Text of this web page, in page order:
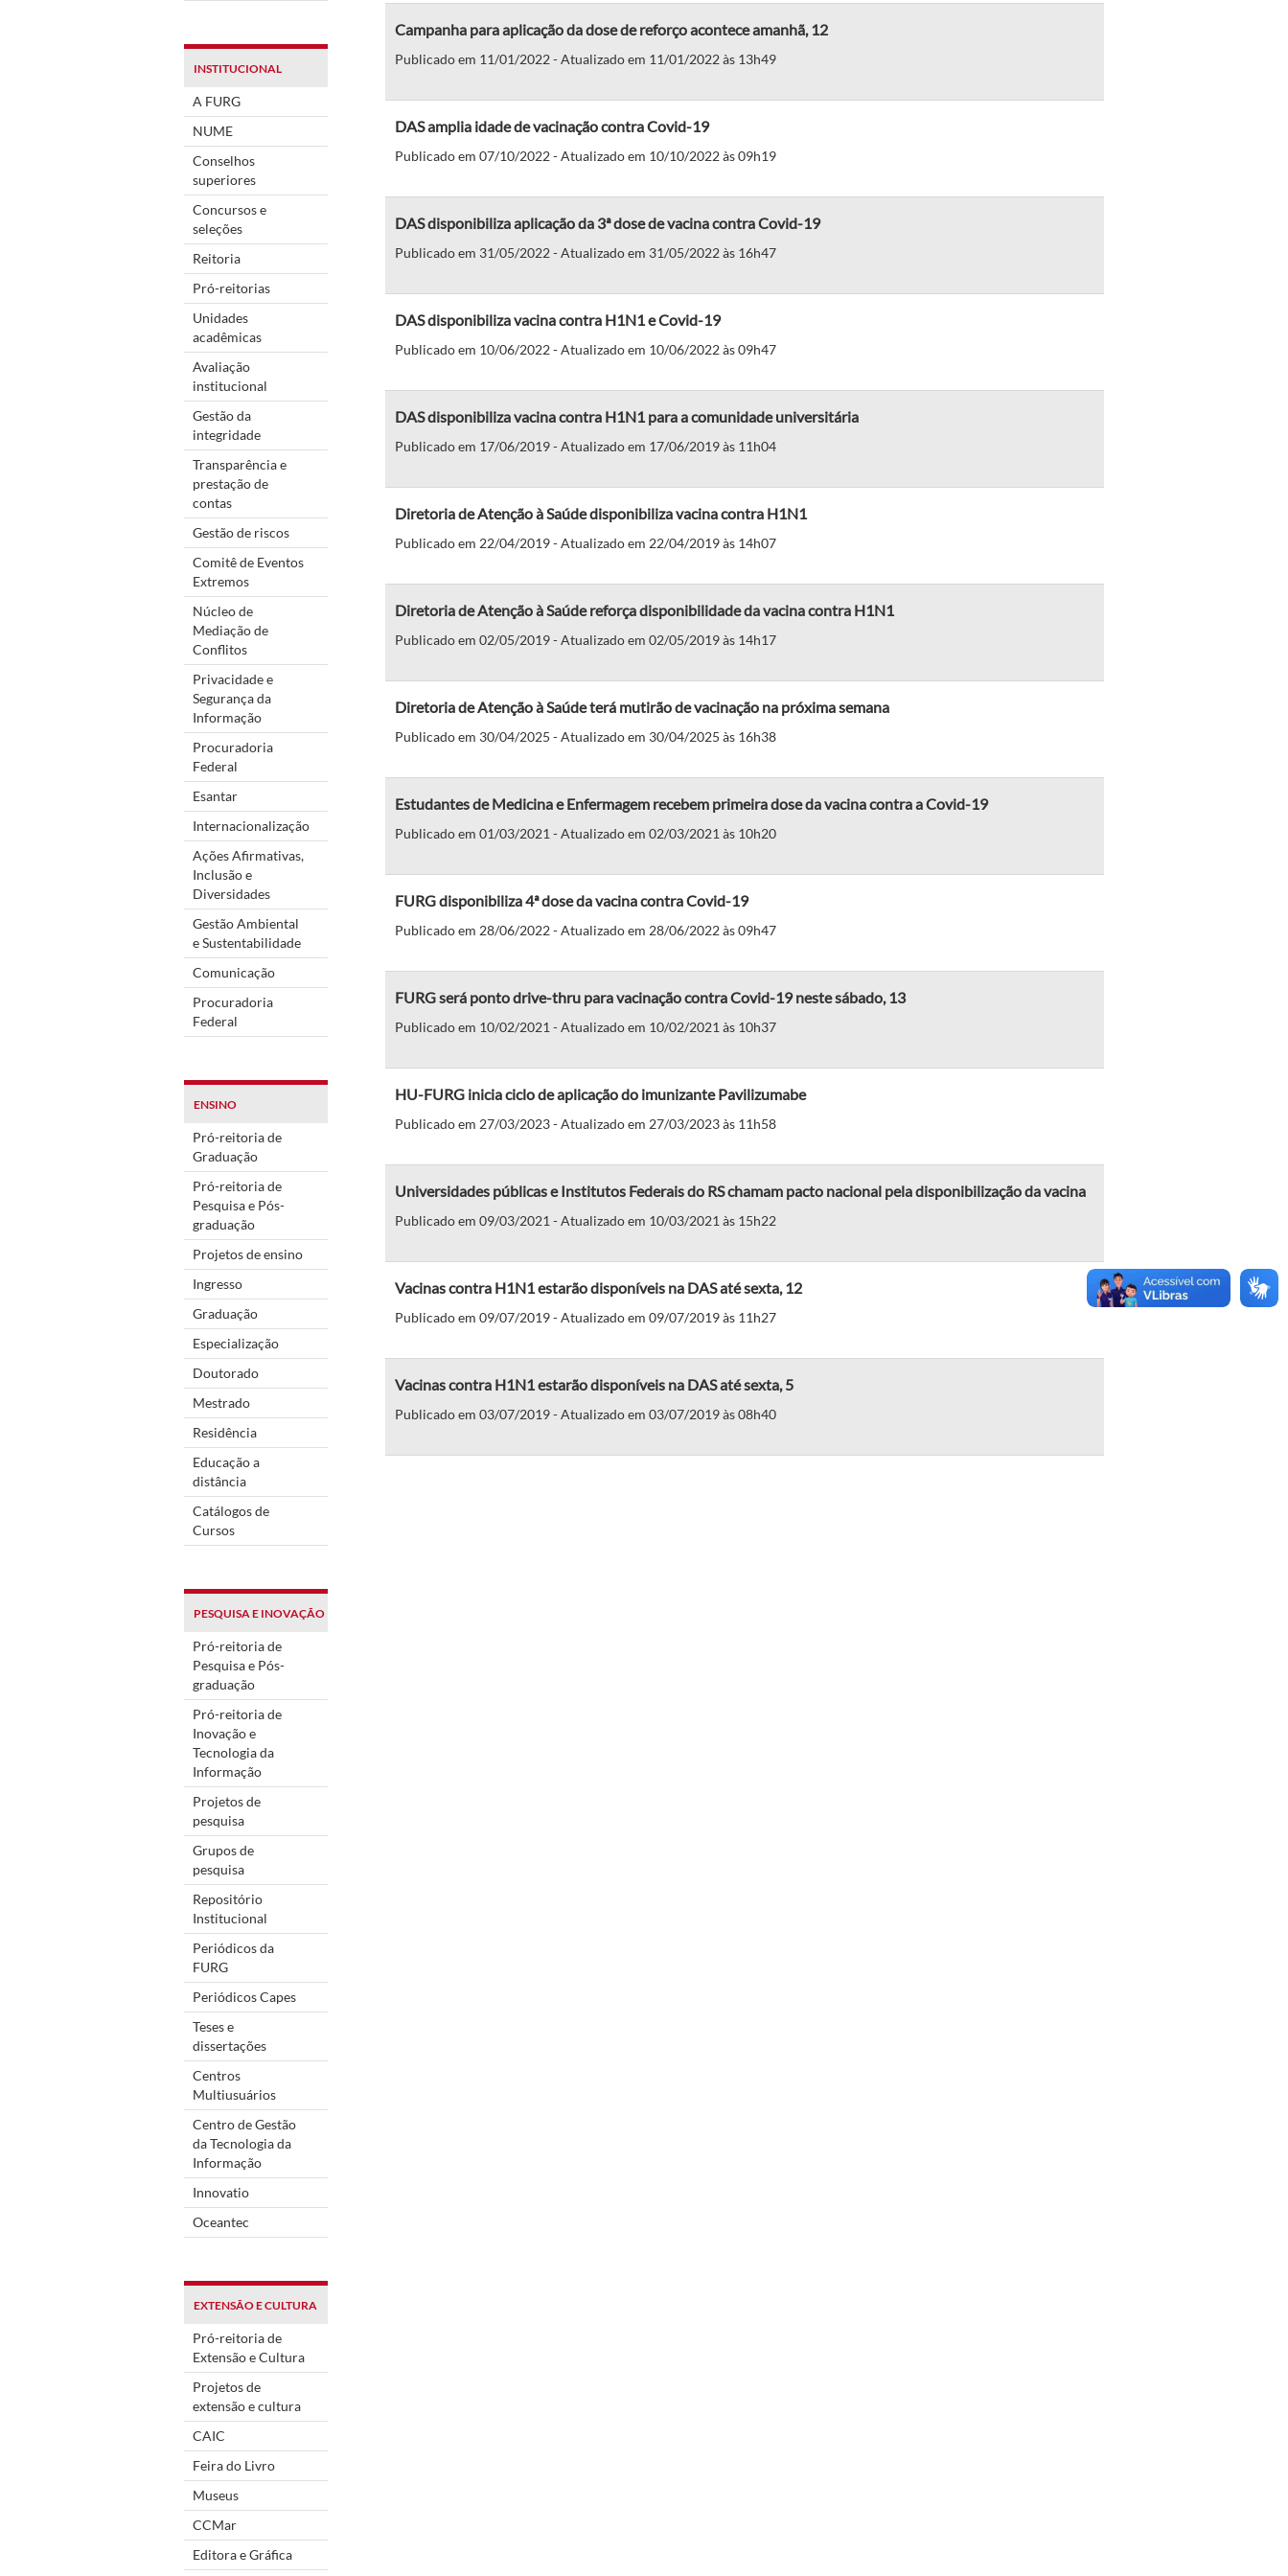
INSTITUCIONAL
A FURG
NUME
Conselhos
superiores
Concursos e
seleções
Reitoria
Pró-reitorias
Unidades
acadêmicas
Avaliação
institucional
Gestão da
integridade
Transparência e
prestação de
contas
Gestão de riscos
Comitê de Eventos
Extremos
Núcleo de
Mediação de
Conflitos
Privacidade e
Segurança da
Informação
Procuradoria
Federal
Esantar
Internacionalização
Ações Afirmativas,
Inclusão e
Diversidades
Gestão Ambiental
e Sustentabilidade
Comunicação
Procuradoria
Federal
ENSINO
Pró-reitoria de
Graduação
Pró-reitoria de
Pesquisa e Pós-
graduação
Projetos de ensino
Ingresso
Graduação
Especialização
Doutorado
Mestrado
Residência
Educação a
distância
Catálogos de
Cursos
PESQUISA E INOVAÇÃO
Pró-reitoria de
Pesquisa e Pós-
graduação
Pró-reitoria de
Inovação e
Tecnologia da
Informação
Projetos de
pesquisa
Grupos de
pesquisa
Repositório
Institucional
Periódicos da
FURG
Periódicos Capes
Teses e
dissertações
Centros
Multiusuários
Centro de Gestão
da Tecnologia da
Informação
Innovatio
Oceantec
EXTENSÃO E CULTURA
Pró-reitoria de
Extensão e Cultura
Projetos de
extensão e cultura
CAIC
Feira do Livro
Museus
CCMar
Editora e Gráfica
Campanha para aplicação da dose de reforço acontece amanhã, 12
Publicado em 11/01/2022 - Atualizado em 11/01/2022 às 13h49
DAS amplia idade de vacinação contra Covid-19
Publicado em 07/10/2022 - Atualizado em 10/10/2022 às 09h19
DAS disponibiliza aplicação da 3ª dose de vacina contra Covid-19
Publicado em 31/05/2022 - Atualizado em 31/05/2022 às 16h47
DAS disponibiliza vacina contra H1N1 e Covid-19
Publicado em 10/06/2022 - Atualizado em 10/06/2022 às 09h47
DAS disponibiliza vacina contra H1N1 para a comunidade universitária
Publicado em 17/06/2019 - Atualizado em 17/06/2019 às 11h04
Diretoria de Atenção à Saúde disponibiliza vacina contra H1N1
Publicado em 22/04/2019 - Atualizado em 22/04/2019 às 14h07
Diretoria de Atenção à Saúde reforça disponibilidade da vacina contra H1N1
Publicado em 02/05/2019 - Atualizado em 02/05/2019 às 14h17
Diretoria de Atenção à Saúde terá mutirão de vacinação na próxima semana
Publicado em 30/04/2025 - Atualizado em 30/04/2025 às 16h38
Estudantes de Medicina e Enfermagem recebem primeira dose da vacina contra a Covid-19
Publicado em 01/03/2021 - Atualizado em 02/03/2021 às 10h20
FURG disponibiliza 4ª dose da vacina contra Covid-19
Publicado em 28/06/2022 - Atualizado em 28/06/2022 às 09h47
FURG será ponto drive-thru para vacinação contra Covid-19 neste sábado, 13
Publicado em 10/02/2021 - Atualizado em 10/02/2021 às 10h37
HU-FURG inicia ciclo de aplicação do imunizante Pavilizumabe
Publicado em 27/03/2023 - Atualizado em 27/03/2023 às 11h58
Universidades públicas e Institutos Federais do RS chamam pacto nacional pela disponibilização da vacina
Publicado em 09/03/2021 - Atualizado em 10/03/2021 às 15h22
Vacinas contra H1N1 estarão disponíveis na DAS até sexta, 12
Publicado em 09/07/2019 - Atualizado em 09/07/2019 às 11h27
Vacinas contra H1N1 estarão disponíveis na DAS até sexta, 5
Publicado em 03/07/2019 - Atualizado em 03/07/2019 às 08h40